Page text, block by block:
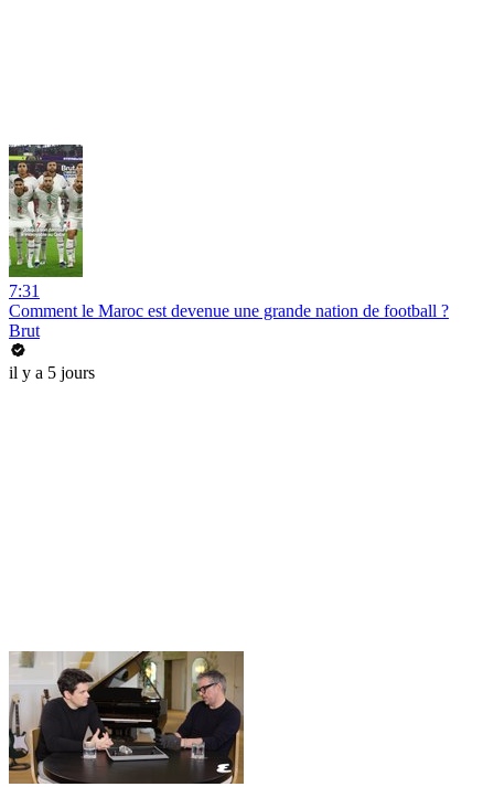
7:31
Comment le Maroc est devenue une grande nation de football ?
Brut
il y a 5 jours